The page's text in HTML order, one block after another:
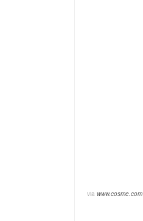
via www.cosme.com